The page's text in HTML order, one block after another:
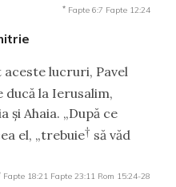
* Fapte 6:7 Fapte 12:24
lucruri, Pavel
ducă la Ierusalim,
Ahaia. „După ce
el, „trebuie† să văd
Fapte 18:21 Fapte 23:11 Rom 15:24-28